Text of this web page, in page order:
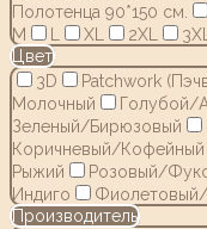
Полотенца 90*150 см.
M
XL 2XL 3XL
Цвет
3D
Patchwork
Молочный
Голубой/
Зеленый/Бирюзовый
Коричневый/Кофейный
Рыжий
Розовый/
Индиго
Производитель